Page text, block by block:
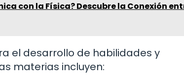
con la Física? Descubre la Conexión
el desarrollo de habilidades y
materias incluyen: